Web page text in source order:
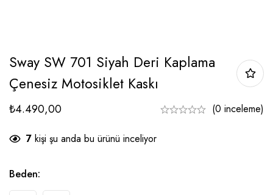
Sway SW 701 Siyah Deri Kaplama
Çenesiz Motosiklet Kaskı
₺4.490,00 (0 inceleme)
7 kişi şu anda bu ürünü inceliyor
Beden: